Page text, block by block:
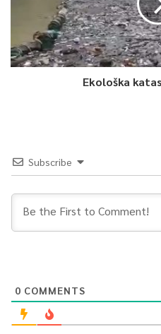
često i u težoj situaciji. I
Lipa nadležnima u Ministarsvu
nezadovoljni uvjetima
spremni na neposlušnost i
Ekološka
Subscribe
0 COMMENTS